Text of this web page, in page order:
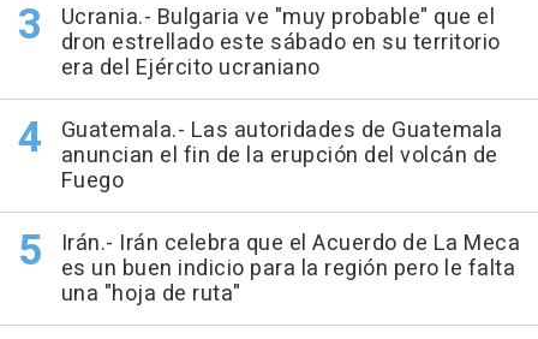
Ucrania.- Bulgaria ve "muy probable" que el
dron estrellado este sábado en su territorio
era del Ejército ucraniano
Guatemala.- Las autoridades de Guatemala
anuncian el fin de la erupción del volcán de
Fuego
Irán.- Irán celebra que el Acuerdo de La Meca
es un buen indicio para la región pero le falta
una "hoja de ruta"